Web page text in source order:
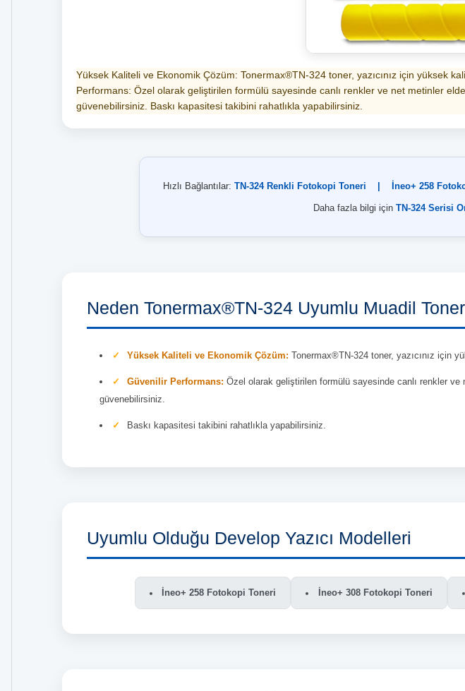
Yüksek Kaliteli ve Ekonomik Çözüm: Tonermax®TN-324 toner, yazıcınız için yüksek
Performans: Özel olarak geliştirilen formülü sayesinde canlı renkler ve net metinler
güvenebilirsiniz. Baskı kapasitesi takibini rahatlıkla yapabilirsiniz.
Hızlı Bağlantılar: TN-324 Renkli Fotokopi Toneri İneo+ 258
Daha fazla bilgi için TN-324 Serisi
Neden Tonermax®TN-324 Uyumlu Muadil
Yüksek Kaliteli ve Ekonomik Çözüm: Tonermax®TN-324 toner, yazıcınız için
Güvenilir Performans: Özel olarak geliştirilen formülü sayesinde canlı renkler
güvenebilirsiniz.
Baskı kapasitesi takibini rahatlıkla yapabilirsiniz.
Uyumlu Olduğu Develop Yazıcı Modelleri
İneo+ 258 Fotokopi Toneri İneo+ 308 Fotokopi Toneri